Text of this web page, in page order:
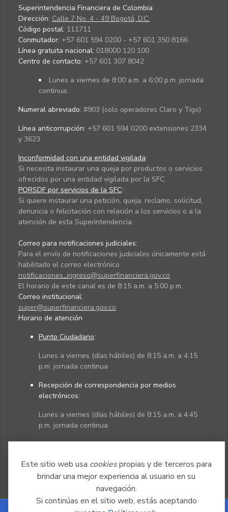
Este sitio web usa cookiespropias y de terceros para
brindar una mejor experiencia al usuario en su
navegación.
Si continúas en el sitio web, estás aceptando
Superintendencia Financiera de Colombia
Dirección: Calle 7 No. 4 - 49 Bogotá, D.C.
Código postal: 111711
Conmutador: +57 601 594 0200 - +57 601 350 8166
Línea gratuita nacional: 018000 120 100
Centro de contacto: +57 601 307 8042
Lunes a viernes de 8:00 a.m. a 6:00 p.m. jornada
continua.
Numeral abreviado: #903 (solo operadores Claro y Tigo)
Línea anticorrupción: +57 601 594 0200 extensiones 2334
y 3623
Inconformidad con una entidad vigilada:
Si necesita instaurar una queja por productos o servicios
ofrecidos por una entidad vigilada por la SFC.
PQRSDF por servicios de la SFC:
Si quiere instaurar una petición, queja, reclamo, solicitud,
denuncia o felicitación con relación a los servicios o a la
atención de esta Superintendencia.
Correo para notificaciones judiciales:
Para el envío de notificaciones judiciales únicamente está
habilitado el correo electrónico
notificaciones_ingreso@superfinanciera.gov.co
El horario de este canal es de 8:15 a.m. a 5:00 p.m.
Correo institucional:
super@superfinanciera.gov.co
Horario de atención
Punto Ciudadano:
Lunes a viernes (días hábiles) de 8:15 a.m. a 4:15
p.m. jornada continua
Recepción de correspondencia por medios
electrónicos:
Lunes a viernes (días hábiles) de 8:15 a.m. a 4:45
p.m. jornada continua